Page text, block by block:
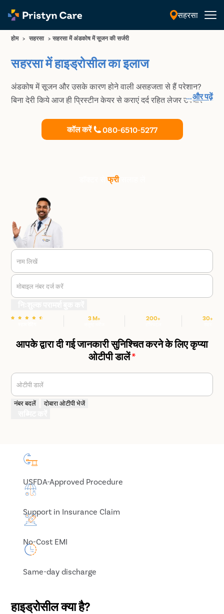
सहरसा
होम > सहरसा > सहरसा में अंडकोष में सूजन की सर्जरी
सहरसा में हाइड्रोसील का इलाज
अंडकोष में सूजन और उसके कारण होने वाली असहजता से हैं परेशान?
बिना देरी किये आज ही प्रिस्टीन केयर से कराएं दर्द रहित लेजर उपचार
...और पढ़ें
कॉल करें 080-6510-5277
डॉक्टर सेफ्रीसलाह लें
नाम लिखें
मोबाइल नंबर दर्ज करें
3 M+ 200+ 30+
आपके द्वारा दी गई जानकारी सुनिश्चित करने के लिए कृप्या
ओटीपी डालें*
ओटीपी डालें
नंबर बदलें दोबारा ओटीपी भेजें
USFDA-Approved Procedure
Support in Insurance Claim
No-Cost EMI
Same-day discharge
हाइड्रोसील क्या है?